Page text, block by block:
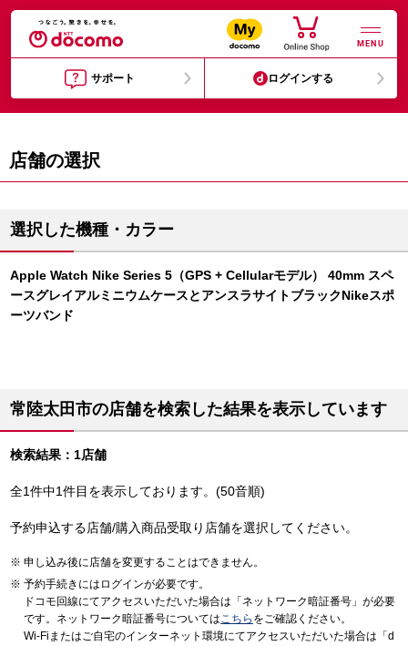
MENU
サポート ログインする
店舗の選択
選択した機種・カラー
Apple Watch Nike Series 5（GPS + Cellularモデル） 40mm スペ
ースグレイアルミニウムケースとアンスラサイトブラックNikeスポ
ーツバンド
常陸太田市の店舗を検索した結果を表示しています
検索結果：1店舗
全1件中1件目を表示しております。(50音順)
予約申込する店舗/購入商品受取り店舗を選択してください。
申し込み後に店舗を変更することはできません。
予約手続きにはログインが必要です。
ドコモ回線にてアクセスいただいた場合は「ネットワーク暗証番号」が必要
です。ネットワーク暗証番号についてはこちら をご確認ください。
Wi-Fiまたはご自宅のインターネット環境にてアクセスいただいた場合は「d